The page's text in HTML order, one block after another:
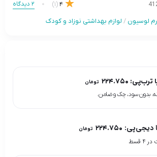
4
(1) 2 دیدگاه
لوسیون / لوازم بهداشتی نوزاد و کودک
ترب‌پی: ۲۲۴.۷۵۰ تومان
دیجی‌پی: ۲۲۴.۷۵۰ تومان
قسط